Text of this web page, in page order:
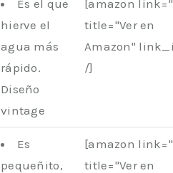
Es el que
hierve el
agua más
rápido.
Diseño
vintage
[amazon
title="Ver en
Amazon"
/]
Es
pequeñito,
[amazon
title="Ver en